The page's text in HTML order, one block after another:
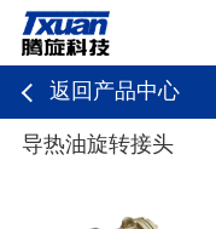
返回产品中心
导热油旋转接头